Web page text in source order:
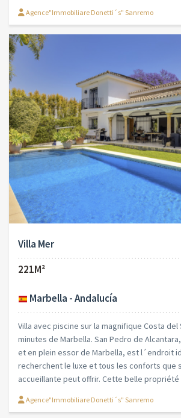
Agence"Immobiliare Donetti´s" Sanremo
Villa Mer
221M²
Marbella - Andalucía
Villa avec piscine sur la magnifique Costa del
minutes de Marbella. San Pedro de
et en plein essor de Marbella, est l´endroit
recherchent le luxe et tous les conforts que
accueillante peut offrir. Cette belle propriété
Agence"Immobiliare Donetti´s" Sanremo